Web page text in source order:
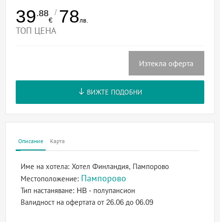
39.88
€
/ 78лв.
ТОП ЦЕНА
Изтекла оферта
ВИЖТЕ ПОДОБНИ
Описание Карта
Име на хотела: Хотел Финландия, Пампорово
Местоположение: Пампорово
Тип настаняване: HB - полупансион
Валидност на офертатаот 26.06 до 06.09